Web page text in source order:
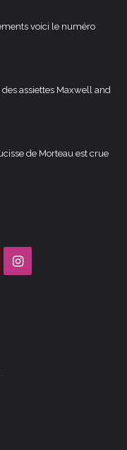
voici le numéro
assiettes Maxwell and
de Morteau est crue
Instagram